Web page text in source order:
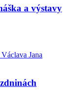
a výstavy
Jana